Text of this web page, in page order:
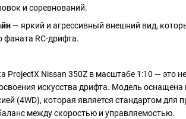
и соревнований.
— яркий и агрессивный внешний вид,
RC-дрифта.
Nissan 350Z в масштабе 1:10 — это
искусства дрифта. Модель
(4WD), которая является стандартом для
между скоростью и управляемостью.